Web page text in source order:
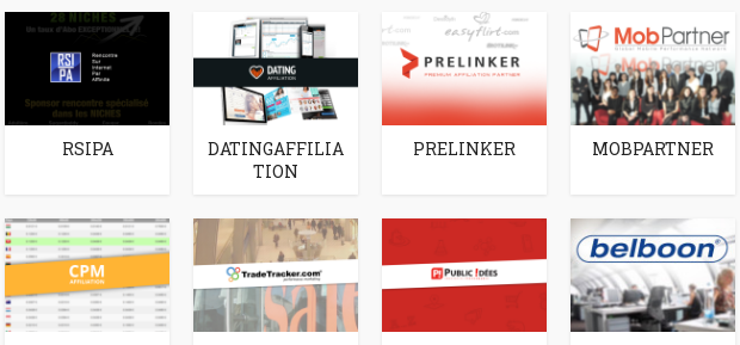
RSIPA
DATINGAFFILIA
TION
PRELINKER MOBPARTNER